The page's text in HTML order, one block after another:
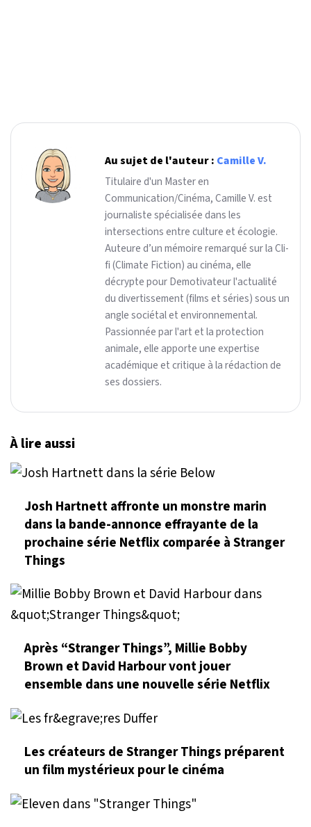
Au sujet de l'auteur : Camille V.
Titulaire d'un Master en
Communication/Cinéma, Camille V. est
journaliste spécialisée dans les
intersections entre culture et écologie.
Auteure d’un mémoire remarqué sur la Cli-
fi (Climate Fiction) au cinéma, elle
décrypte pour Demotivateur l'actualité
du divertissement (films et séries) sous un
angle sociétal et environnemental.
Passionnée par l'art et la protection
animale, elle apporte une expertise
académique et critique à la rédaction de
ses dossiers.
À lire aussi
Josh Hartnett affronte un monstre marin
dans la bande-annonce effrayante de la
prochaine série Netflix comparée à Stranger
Things
Après “Stranger Things”, Millie Bobby
Brown et David Harbour vont jouer
ensemble dans une nouvelle série Netflix
Les créateurs de Stranger Things préparent
un film mystérieux pour le cinéma